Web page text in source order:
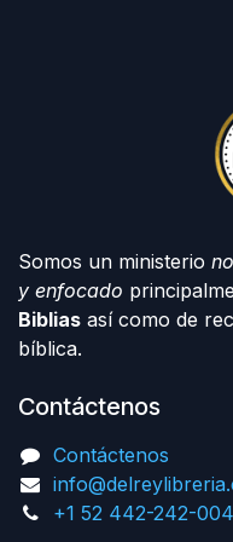
Somos un ministerio
y enfocado
Biblias así como de
bíblica.
Contáctenos
Contáctenos
+1 52 442-242-